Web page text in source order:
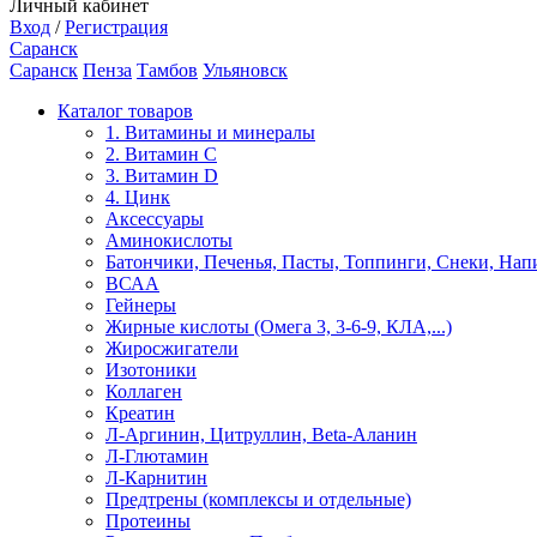
Личный кабинет
Вход / Регистрация
Саранск
Саранск Пенза Тамбов Ульяновск
Каталог товаров
1. Витамины и минералы
2. Витамин С
3. Витамин D
4. Цинк
Аксессуары
Аминокислоты
Батончики, Печенья, Пасты, Топпинги, Снеки,
ВСАА
Гейнеры
Жирные кислоты (Омега 3, 3-6-9, КЛА,...)
Жиросжигатели
Изотоники
Коллаген
Креатин
Л-Аргинин, Цитруллин, Beta-Аланин
Л-Глютамин
Л-Карнитин
Предтрены (комплексы и отдельные)
Протеины